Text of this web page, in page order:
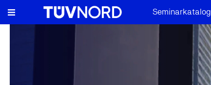
Seminarkatalog